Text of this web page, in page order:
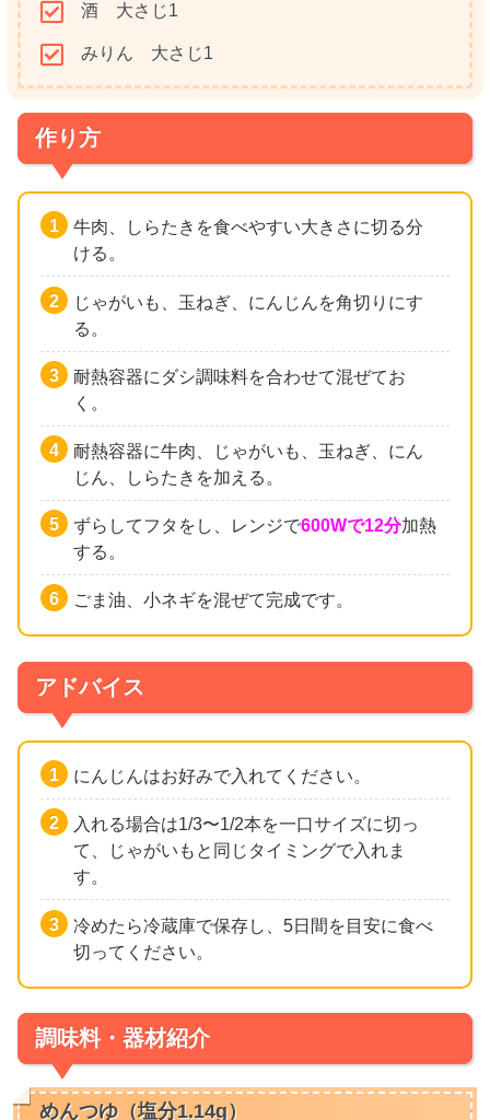
酒 大さじ1
みりん 大さじ1
作り方
牛肉、しらたきを食べやすい大きさに切る分
ける。
じゃがいも、玉ねぎ、にんじんを角切りにす
る。
耐熱容器にダシ調味料を合わせて混ぜてお
く。
耐熱容器に牛肉、じゃがいも、玉ねぎ、にん
じん、しらたきを加える。
ずらしてフタをし、レンジで600Wで12分加熱
する。
ごま油、小ネギを混ぜて完成です。
アドバイス
にんじんはお好みで入れてください。
入れる場合は1/3〜1/2本を一口サイズに切っ
て、じゃがいもと同じタイミングで入れま
す。
冷めたら冷蔵庫で保存し、5日間を目安に食べ
切ってください。
調味料・器材紹介
めんつゆ（塩分1.14g）